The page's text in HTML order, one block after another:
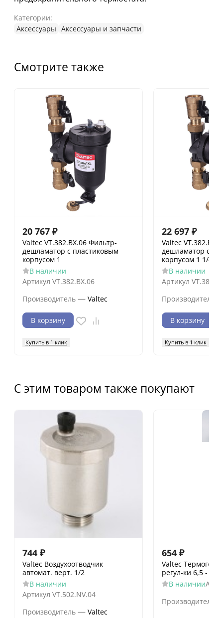
Категории:
Аксессуары Аксессуары и запчасти
Смотрите также
20 767 ₽
Valtec VT.382.BX.06 Фильтр-
дешламатор с пластиковым
корпусом 1
В наличии
Артикул VT.382.BX.06
Производитель — Valtec
В корзину
Купить в 1 клик
22 697 ₽
Valtec
дешламатор с
корпусом 1 1/4
В наличии
Артикул
Производитель
В корзину
Купить в 1 клик
С этим товаром также покупают
744 ₽
Valtec Воздухоотводчик
автомат. верт. 1/2
В наличии
Артикул VT.502.NV.04
Производитель — Valtec
654 ₽
Valtec
регул-ки 6,5 -
В наличии
Производитель